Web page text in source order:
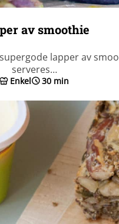
av smoothie
lapper av
serveres…
Enkel 30 min